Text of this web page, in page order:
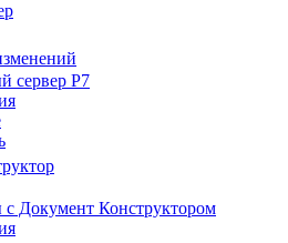
сервер Р7
с Документ Конструктором